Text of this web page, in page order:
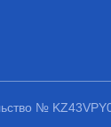
№